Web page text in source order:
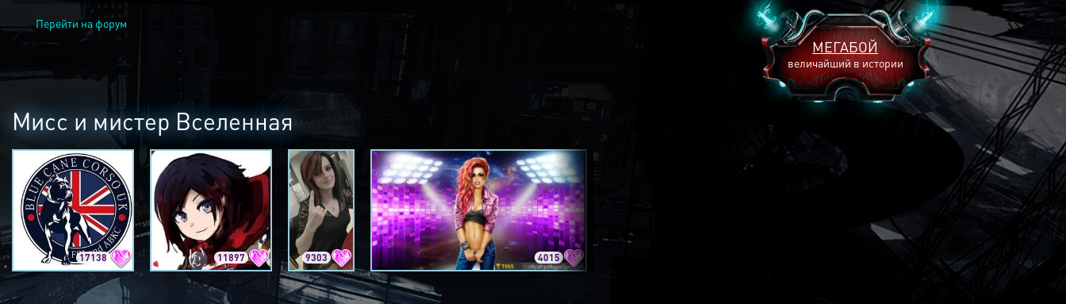
МЕГАБОЙ
величайший в истории
Перейти на форум
Мисс и мистер Вселенная
17138 11897 9303 4015 2240